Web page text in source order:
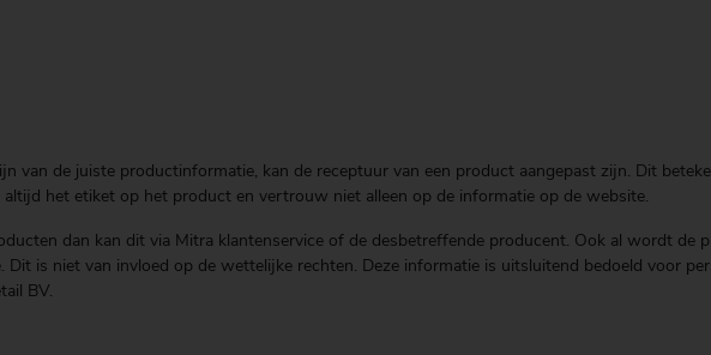
van de juiste productinformatie, kan de receptuur van een product aangepast zijn. Dit
het etiket op het product en vertrouw niet alleen op de informatie op de website.
dan kan dit via Mitra klantenservice of de desbetreffende producent. Ook al wordt de
is niet van invloed op de wettelijke rechten. Deze informatie is uitsluitend bedoeld voor
BV.